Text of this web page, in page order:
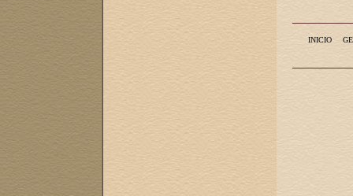
INICIO